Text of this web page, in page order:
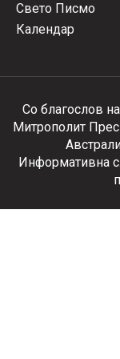
Свето Писмо
Календар
Со благослов
Митрополит
Информативна